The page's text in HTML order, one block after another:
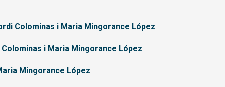
Colominas i Maria Mingorance López
i Maria Mingorance López
Mingorance López